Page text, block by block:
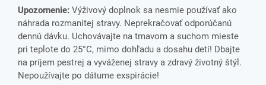
Upozornenie: Výživový doplnok sa nesmie používať ako
náhrada rozmanitej stravy. Neprekračovať odporúčanú
dennú dávku. Uchovávajte na tmavom a suchom mieste
pri teplote do 25°C, mimo dohľadu a dosahu detí! Dbajte
na príjem pestrej a vyváženej stravy a zdravý životný štýl.
Nepoužívajte po dátume exspirácie!